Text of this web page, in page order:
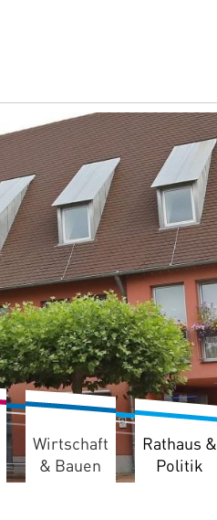
Wirtschaft
& Bauen
Rathaus &
Politik